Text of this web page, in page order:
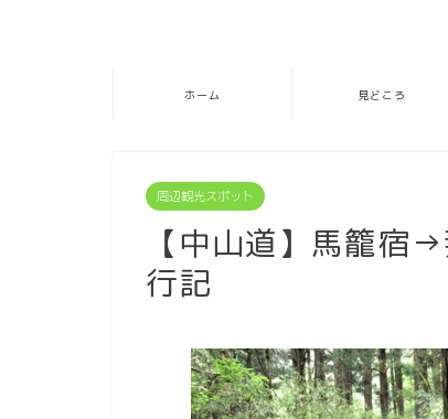
ホーム 見どころ
周辺観光スポット
【中山道】馬籠
行記